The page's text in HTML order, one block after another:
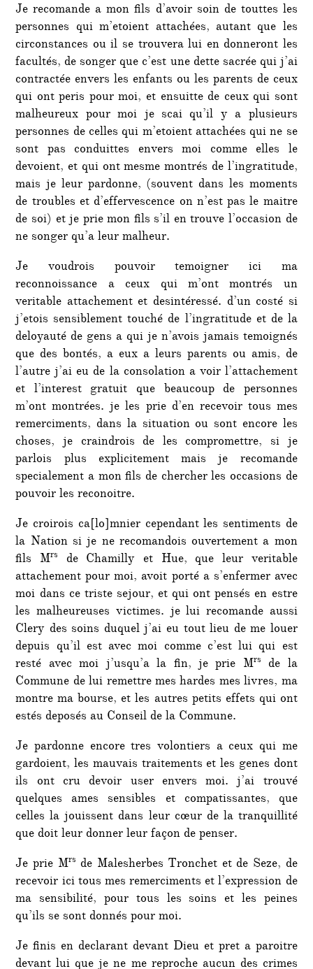
Je recomande a mon fils d’avoir soin de touttes les
personnes qui m’etoient attachées, autant que les
circonstances ou il se trouvera lui en donneront les
facultés, de songer que c’est une dette sacrée qui j’ai
contractée envers les enfants ou les parents de ceux
qui ont peris pour moi, et ensuitte de ceux qui sont
malheureux pour moi je scai qu’il y a plusieurs
personnes de celles qui m’etoient attachées qui ne se
sont pas conduittes envers moi comme elles le
devoient, et qui ont mesme montrés de l’ingratitude,
mais je leur pardonne, (souvent dans les moments
de troubles et d’effervescence on n’est pas le maitre
de soi) et je prie mon fils s’il en trouve l’occasion de
ne songer qu’a leur malheur.
Je voudrois pouvoir temoigner ici ma
reconnoissance a ceux qui m’ont montrés un
veritable attachement et desintéressé. d’un costé si
j’etois sensiblement touché de l’ingratitude et de la
deloyauté de gens a qui je n’avois jamais temoignés
que des bontés, a eux a leurs parents ou amis, de
l’autre j’ai eu de la consolation a voir l’attachement
et l’interest gratuit que beaucoup de personnes
m’ont montrées. je les prie d’en recevoir tous mes
remerciments, dans la situation ou sont encore les
choses, je craindrois de les compromettre, si je
parlois plus explicitement mais je recomande
specialement a mon fils de chercher les occasions de
pouvoir les reconoitre.
Je croirois ca[lo]mnier cependant les sentiments de
la Nation si je ne recomandois ouvertement a mon
fils Mrs
de Chamilly et Hue, que leur veritable
attachement pour moi, avoit porté a s’enfermer avec
moi dans ce triste sejour, et qui ont pensés en estre
les malheureuses victimes. je lui recomande aussi
Clery des soins duquel j’ai eu tout lieu de me louer
depuis qu’il est avec moi comme c’est lui qui est
resté avec moi j’usqu’a la fin, je prie Mrs de la
Commune de lui remettre mes hardes mes livres, ma
montre ma bourse, et les autres petits effets qui ont
estés deposés au Conseil de la Commune.
Je pardonne encore tres volontiers a ceux qui me
gardoient, les mauvais traitements et les genes dont
ils ont cru devoir user envers moi. j’ai trouvé
quelques ames sensibles et compatissantes, que
celles la jouissent dans leur cœur de la tranquillité
que doit leur donner leur façon de penser.
Je prie Mrs de Malesherbes Tronchet et de Seze, de
recevoir ici tous mes remerciments et l’expression de
ma sensibilité, pour tous les soins et les peines
qu’ils se sont donnés pour moi.
Je finis en declarant devant Dieu et pret a paroitre
devant lui que je ne me reproche aucun des crimes